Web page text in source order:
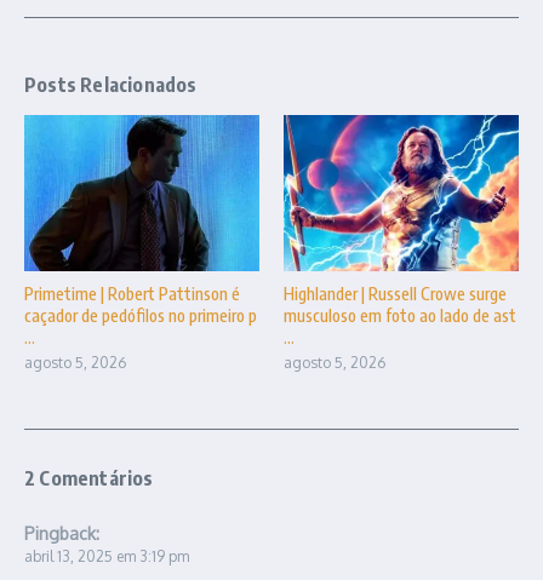
Posts Relacionados
Primetime | Robert Pattinson é
caçador de pedófilos no primeiro p
...
agosto 5, 2026
Highlander | Russell Crowe surge
musculoso em foto ao lado de ast
...
agosto 5, 2026
2 Comentários
Pingback:
abril 13, 2025 em 3:19 pm